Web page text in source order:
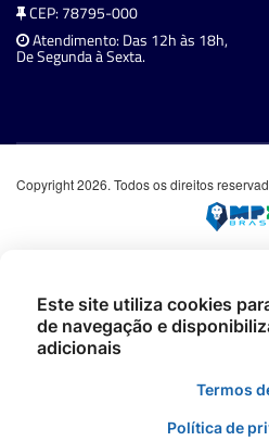
CEP: 78795-000
Atendimento: Das 12h às 18h,
De Segunda à Sexta.
Copyright 2026. Todos os direitos
Este site utiliza cookies
de navegação e
adicionais
Termos
Política de